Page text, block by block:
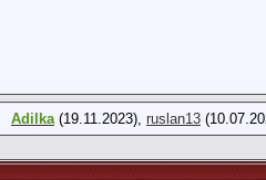
Adilka(19.11.2023), ruslan13